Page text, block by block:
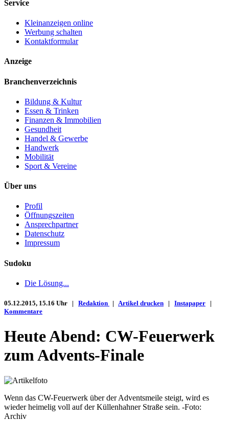
Service
Kleinanzeigen online
Werbung schalten
Kontaktformular
Anzeige
Branchenverzeichnis
Bildung & Kultur
Essen & Trinken
Finanzen & Immobilien
Gesundheit
Handel & Gewerbe
Handwerk
Mobilität
Sport & Vereine
Über uns
Profil
Öffnungszeiten
Ansprechpartner
Datenschutz
Impressum
Sudoku
Die Lösung...
05.12.2015, 15.16 Uhr | Redaktion | Artikel drucken | Instapaper |
Kommentare
Heute Abend: CW-Feuerwerk
zum Advents-Finale
Wenn das CW-Feuerwerk über der Adventsmeile steigt, wird es
wieder heimelig voll auf der Küllenhahner Straße sein. -Foto:
Archiv